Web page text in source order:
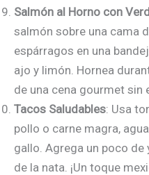
Salmón al Horno con
salmón sobre una cama
espárragos en una
ajo y limón. Hornea
de una cena gourmet sin
Tacos Saludables: Usa
pollo o carne magra,
gallo. Agrega un poco
de la nata. ¡Un toque